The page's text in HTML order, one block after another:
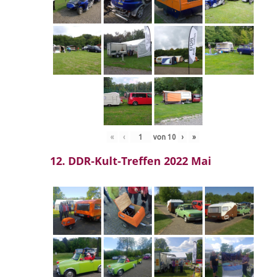
« ‹ von 10 › »
12. DDR-Kult-Treffen 2022 Mai